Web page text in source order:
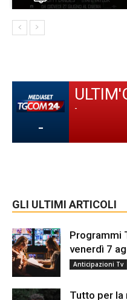
-
-
GLI ULTIMI ARTICOLI
Programmi
venerdì 7
Anticipazioni Tv
Tutto per la